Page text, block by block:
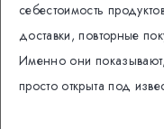
себестоимость
доставки, повторные
Именно они
просто открыта под